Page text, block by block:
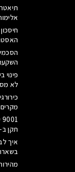
אלימות ב-
לא
תקן ב-90 יום